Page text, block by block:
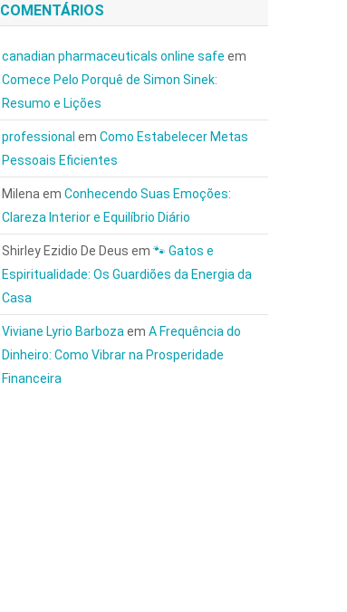
COMENTÁRIOS
canadian pharmaceuticals online safe em
Comece Pelo Porquê de Simon Sinek:
Resumo e Lições
professional emComo Estabelecer Metas
Pessoais Eficientes
Milena emConhecendo Suas Emoções:
Clareza Interior e Equilíbrio Diário
Shirley Ezidio De Deus em🐾 Gatos e
Espiritualidade: Os Guardiões da Energia da
Casa
Viviane Lyrio Barboza emA Frequência do
Dinheiro: Como Vibrar na Prosperidade
Financeira